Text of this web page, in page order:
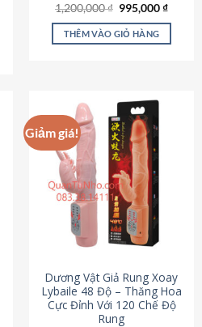
Được xếp
hạng4.82
5 sao
1,200,000₫ Giá
là:
1,200,000 ₫.
995,000₫Giá
tại
THÊM VÀO GIỎ HÀNG
Giảm giá!
Dương Vật Giả Rung Xoay
Lybaile 48 Độ – Thăng Hoa
Cực Đỉnh Với 120 Chế Độ
Rung